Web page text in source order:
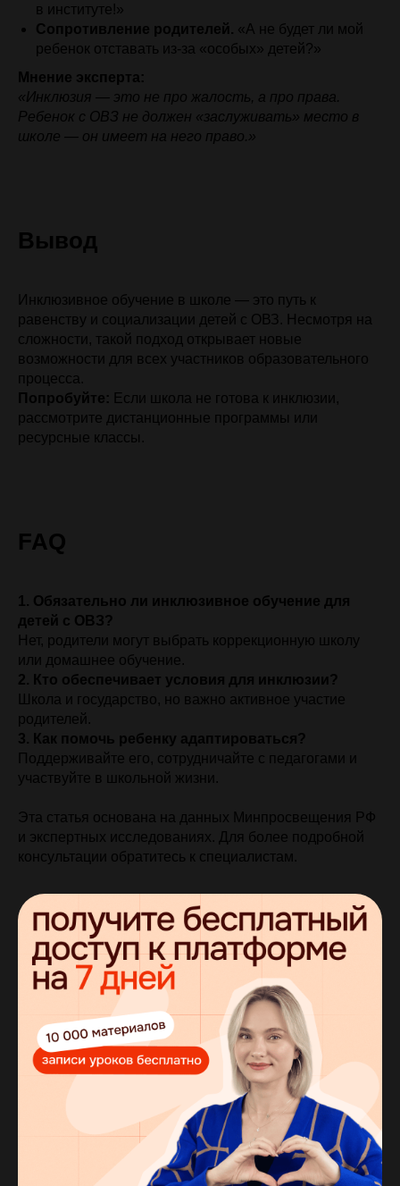
в институте!»
Сопротивление родителей. «А не будет ли мой
ребенок отставать из-за «особых» детей?»
Мнение эксперта:
«Инклюзия — это не про жалость, а про права.
Ребенок с ОВЗ не должен «заслуживать» место в
школе — он имеет на него право.»
Вывод
Инклюзивное обучение в школе — это путь к
равенству и социализации детей с ОВЗ. Несмотря на
сложности, такой подход открывает новые
возможности для всех участников образовательного
процесса.
Попробуйте: Если школа не готова к инклюзии,
рассмотрите дистанционные программы или
ресурсные классы.
FAQ
1. Обязательно ли инклюзивное обучение для
детей с ОВЗ?
Нет, родители могут выбрать коррекционную школу
или домашнее обучение.
2. Кто обеспечивает условия для инклюзии?
Школа и государство, но важно активное участие
родителей.
3. Как помочь ребенку адаптироваться?
Поддерживайте его, сотрудничайте с педагогами и
участвуйте в школьной жизни.
Эта статья основана на данных Минпросвещения РФ
и экспертных исследованиях. Для более подробной
консультации обратитесь к специалистам.